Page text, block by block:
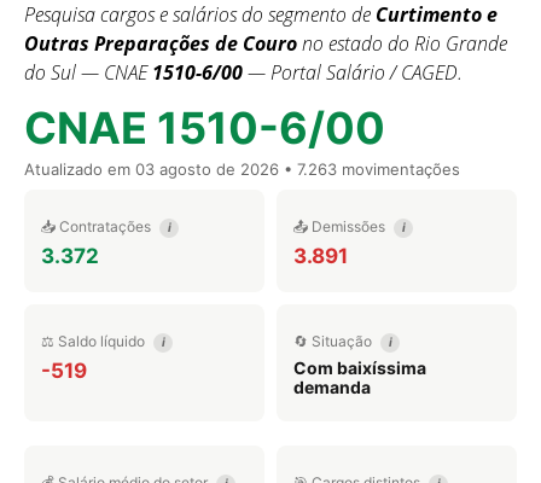
Pesquisa cargos e salários do segmento de Curtimento e
Outras Preparações de Courono estado do Rio Grande
do Sul — CNAE1510-6/00— Portal Salário / CAGED.
CNAE 1510-6/00
Atualizado em 03 agosto de 2026 • 7.263 movimentações
📥 Contratações i
3.372
📤 Demissões i
3.891
⚖️ Saldo líquido i
-519
🔄 Situação i
Com baixíssima
demanda